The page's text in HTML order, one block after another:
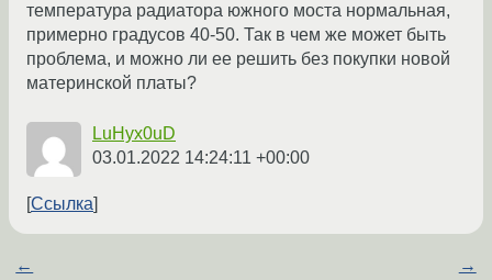
температура радиатора южного моста нормальная,
примерно градусов 40-50. Так в чем же может быть
проблема, и можно ли ее решить без покупки новой
материнской платы?
LuHyx0uD
03.01.2022 14:24:11 +00:00
Ссылка
← →